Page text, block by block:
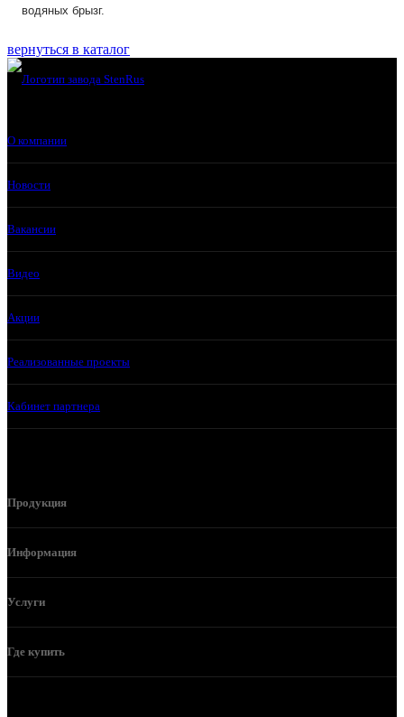
водяных брызг.
вернуться в каталог
О компании
Новости
Вакансии
Видео
Акции
Реализованные проекты
Кабинет партнера
Продукция
Информация
Услуги
Где купить